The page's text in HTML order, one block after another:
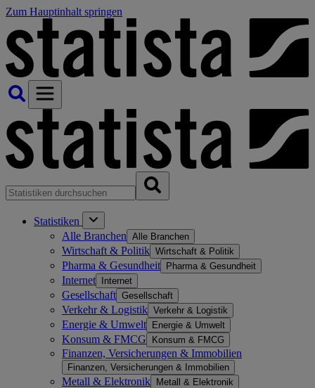
Zum Hauptinhalt springen
Statistiken
Alle Branchen Alle Branchen
Wirtschaft & Politik Wirtschaft & Politik
Pharma & Gesundheit Pharma & Gesundheit
Internet Internet
Gesellschaft Gesellschaft
Verkehr & Logistik Verkehr & Logistik
Energie & Umwelt Energie & Umwelt
Konsum & FMCG Konsum & FMCG
Finanzen, Versicherungen & Immobilien
Finanzen, Versicherungen & Immobilien
Metall & Elektronik Metall & Elektronik